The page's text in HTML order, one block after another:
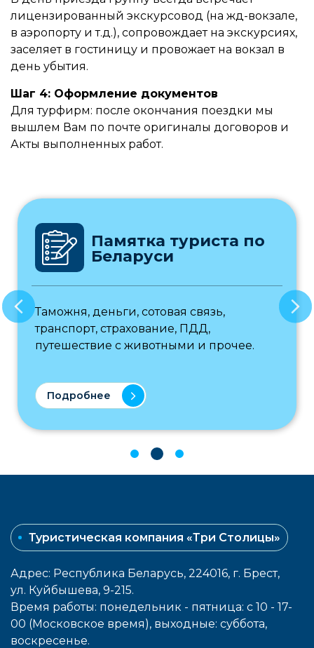
лицензированный экскурсовод (на жд-вокзале,
в аэропорту и т.д.), сопровождает на экскурсиях,
заселяет в гостиницу и провожает на вокзал в
день убытия.
Шаг 4: Оформление документов
Для турфирм: после окончания поездки мы
вышлем Вам по почте оригиналы договоров и
Акты выполненных работ.
Памятка туриста по
Беларуси
Таможня, деньги, сотовая связь,
транспорт, страхование, ПДД,
путешествие с животными и прочее.
Подробнее
Туристическая компания «Три Столицы»
Адрес: Республика Беларусь, 224016, г. Брест,
ул. Куйбышева, 9-215.
Время работы: понедельник - пятница: с 10 - 17-
00 (Московское время), выходные: cуббота,
воcкресенье.